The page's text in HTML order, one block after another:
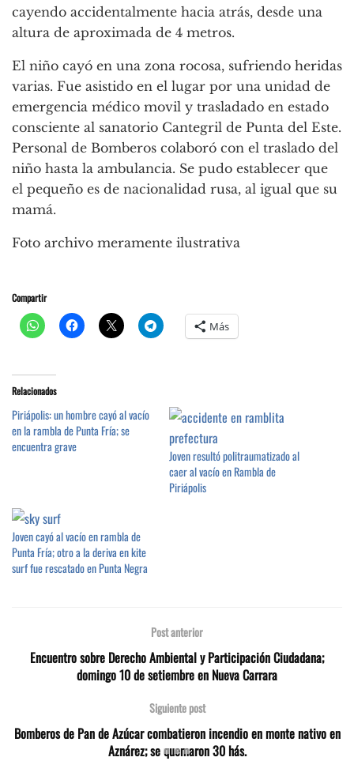
cayendo accidentalmente hacia atrás, desde una
altura de aproximada de 4 metros.
El niño cayó en una zona rocosa, sufriendo heridas
varias. Fue asistido en el lugar por una unidad de
emergencia médico movil y trasladado en estado
consciente al sanatorio Cantegril de Punta del Este.
Personal de Bomberos colaboró con el traslado del
niño hasta la ambulancia. Se pudo establecer que
el pequeño es de nacionalidad rusa, al igual que su
mamá.
Foto archivo meramente ilustrativa
Compartir
Más
Relacionados
Piriápolis: un hombre cayó al vacío
en la rambla de Punta Fría; se
encuentra grave
Joven resultó politraumatizado al
caer al vacío en Rambla de
Piriápolis
Joven cayó al vacío en rambla de
Punta Fría; otro a la deriva en kite
surf fue rescatado en Punta Negra
Post anterior
Encuentro sobre Derecho Ambiental y Participación Ciudadana;
domingo 10 de setiembre en Nueva Carrara
Siguiente post
Bomberos de Pan de Azúcar combatieron incendio en monte nativo en
Aznárez; se quemaron 30 hás.